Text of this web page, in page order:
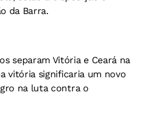
da Barra.
separam Vitória e Ceará na
vitória significaria um novo
na luta contra o